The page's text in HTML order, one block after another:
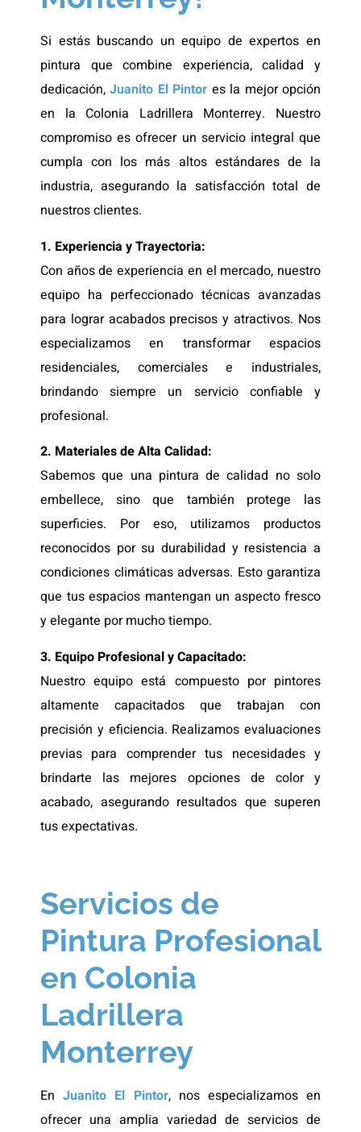
Si estás buscando un equipo de expertos en
pintura que combine experiencia, calidad y
dedicación,Juanito El Pintor es la mejor opción
en la Colonia Ladrillera Monterrey. Nuestro
compromiso es ofrecer un servicio integral que
cumpla con los más altos estándares de la
industria, asegurando la satisfacción total de
nuestros clientes.
1. Experiencia y Trayectoria:
Con años de experiencia en el mercado, nuestro
equipo ha perfeccionado técnicas avanzadas
para lograr acabados precisos y atractivos. Nos
especializamos en transformar espacios
residenciales, comerciales e industriales,
brindando siempre un servicio confiable y
profesional.
2. Materiales de Alta Calidad:
Sabemos que una pintura de calidad no solo
embellece, sino que también protege las
superficies. Por eso, utilizamos productos
reconocidos por su durabilidad y resistencia a
condiciones climáticas adversas. Esto garantiza
que tus espacios mantengan un aspecto fresco
y elegante por mucho tiempo.
3. Equipo Profesional y Capacitado:
Nuestro equipo está compuesto por pintores
altamente capacitados que trabajan con
precisión y eficiencia. Realizamos evaluaciones
previas para comprender tus necesidades y
brindarte las mejores opciones de color y
acabado, asegurando resultados que superen
tus expectativas.
Servicios de
Pintura Profesional
en Colonia
Ladrillera
Monterrey
EnJuanito El Pintor, nos especializamos en
ofrecer una amplia variedad de servicios de